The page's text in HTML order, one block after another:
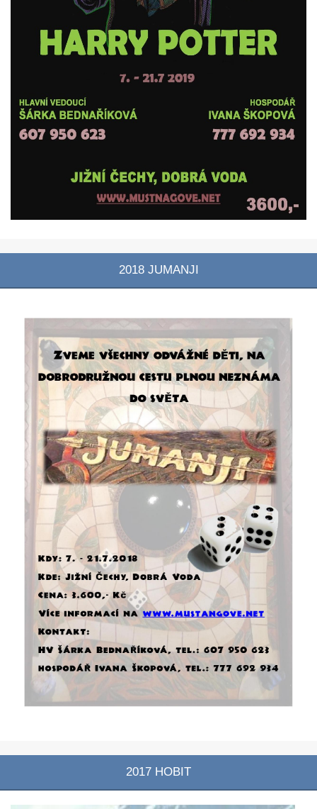
2018 JUMANJI
2017 HOBIT